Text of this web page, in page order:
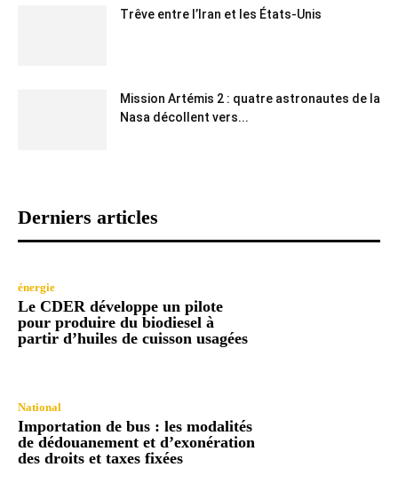
Trêve entre l’Iran et les États-Unis
Mission Artémis 2 : quatre astronautes de la
Nasa décollent vers...
Derniers articles
énergie
Le CDER développe un pilote
pour produire du biodiesel à
partir d’huiles de cuisson usagées
National
Importation de bus : les modalités
de dédouanement et d’exonération
des droits et taxes fixées